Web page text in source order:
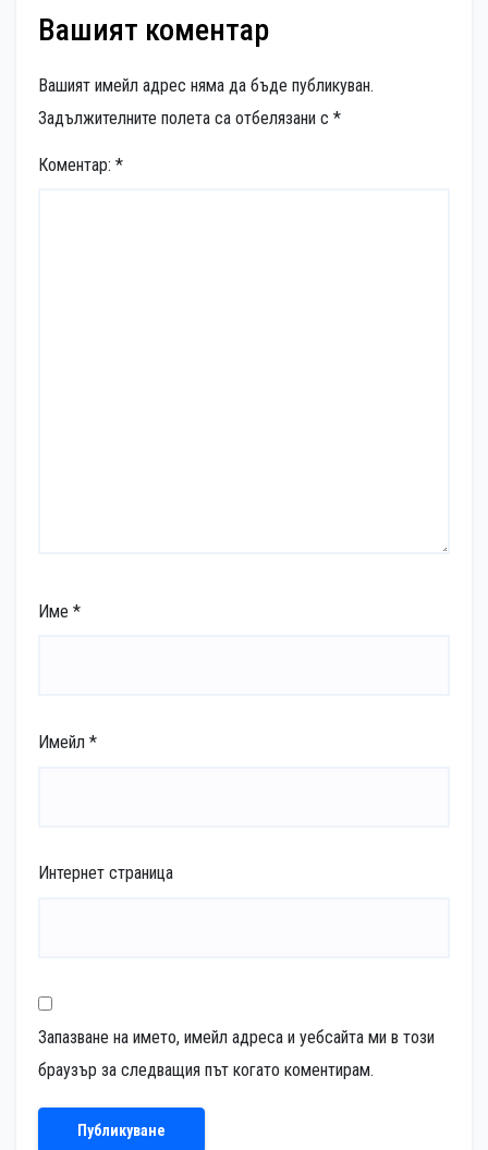
Вашият коментар
Вашият имейл адрес няма да бъде публикуван.
Задължителните полета са отбелязани с *
Коментар: *
Име *
Имейл *
Интернет страница
Запазване на името, имейл адреса и уебсайта ми в този
браузър за следващия път когато коментирам.